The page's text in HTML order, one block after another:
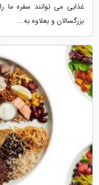
غذایی می توانند سفره ما
بزرگسالان و بعلاوه به...